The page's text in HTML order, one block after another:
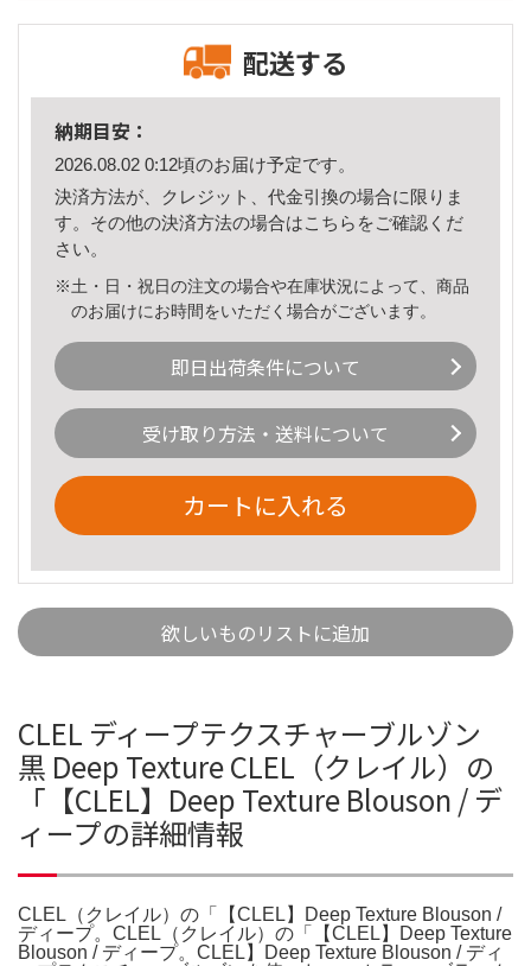
配送する
納期目安：
2026.08.02 0:12頃のお届け予定です。
決済方法が、クレジット、代金引換の場合に限りま
す。その他の決済方法の場合はこちら をご確認くだ
さい。
※土・日・祝日の注文の場合や在庫状況によって、商品
のお届けにお時間をいただく場合がございます。
即日出荷条件について
受け取り方法・送料について
カートに入れる
欲しいものリストに追加
CLEL ディープテクスチャーブルゾン
黒 Deep Texture CLEL（クレイル）の
「【CLEL】Deep Texture Blouson / デ
ィープの詳細情報
CLEL（クレイル）の「【CLEL】Deep Texture Blouson /
ディープ。CLEL（クレイル）の「【CLEL】Deep Texture
Blouson / ディープ。CLEL】Deep Texture Blouson / ディ